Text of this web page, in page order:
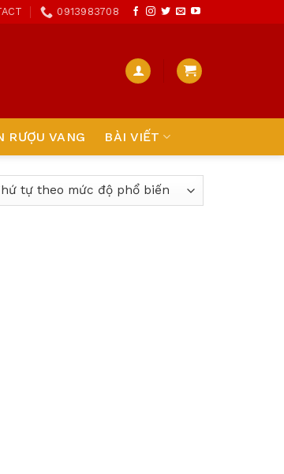
0913983708
RƯỢU VANG BÀI VIẾT